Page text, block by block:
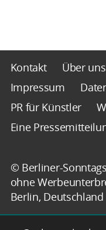
Kontakt Über uns
Impressum
PR für Künstler
Eine
© Berliner-
ohne
Berlin,